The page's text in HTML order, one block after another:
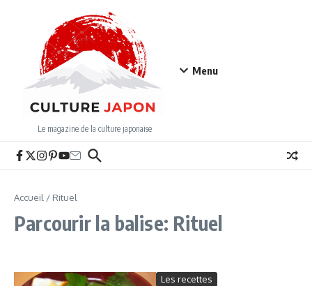
Le magazine de la culture japonaise
Menu
Accueil / Rituel
Parcourir la balise: Rituel
Les recettes